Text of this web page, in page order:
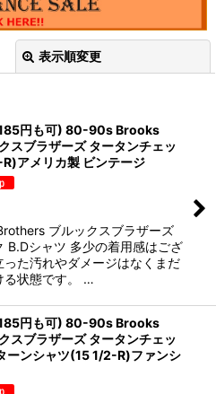
表示順変更
円も可) 80-90s Brooks
スブラザーズ タータンチェッ
アメリカ製 ビンテージ
ブルックスブラザーズ
B.Dシャツ 多少の着用感はござ
った汚れやダメージはなくまだ
る状態です。 …
円も可) 80-90s Brooks
スブラザーズ タータンチェッ
ーンシャツ(15 1/2-R)ファンシ